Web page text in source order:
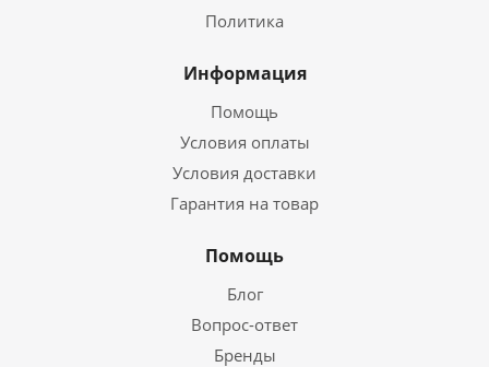
Политика
Информация
Помощь
Условия оплаты
Условия доставки
Гарантия на товар
Помощь
Блог
Вопрос-ответ
Бренды